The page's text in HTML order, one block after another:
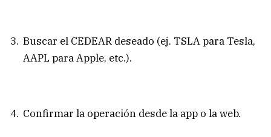
Buscar el CEDEAR deseado (ej. TSLA para Tesla,
AAPL para Apple, etc.).
Confirmar la operación desde la app o la web.